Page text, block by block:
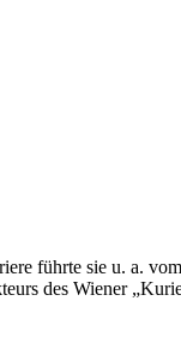
führte sie u. a.
des Wiener